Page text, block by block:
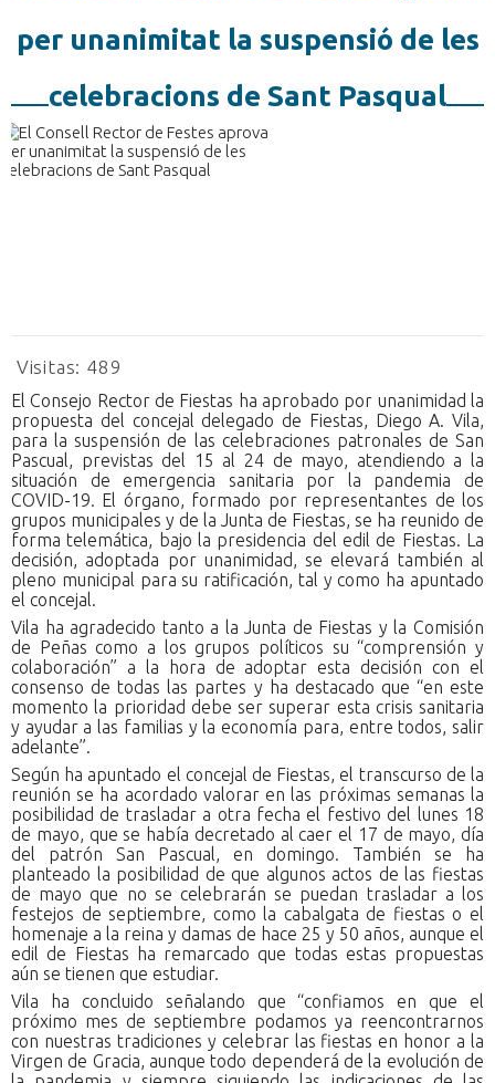
per unanimitat la suspensió de les
celebracions de Sant Pasqual
Visitas: 489
El Consejo Rector de Fiestas ha aprobado por unanimidad la
propuesta del concejal delegado de Fiestas, Diego A. Vila,
para la suspensión de las celebraciones patronales de San
Pascual, previstas del 15 al 24 de mayo, atendiendo a la
situación de emergencia sanitaria por la pandemia de
COVID-19. El órgano, formado por representantes de los
grupos municipales y de la Junta de Fiestas, se ha reunido de
forma telemática, bajo la presidencia del edil de Fiestas. La
decisión, adoptada por unanimidad, se elevará también al
pleno municipal para su ratificación, tal y como ha apuntado
el concejal.
Vila ha agradecido tanto a la Junta de Fiestas y la Comisión
de Peñas como a los grupos políticos su “comprensión y
colaboración” a la hora de adoptar esta decisión con el
consenso de todas las partes y ha destacado que “en este
momento la prioridad debe ser superar esta crisis sanitaria
y ayudar a las familias y la economía para, entre todos, salir
adelante”.
Según ha apuntado el concejal de Fiestas, el transcurso de la
reunión se ha acordado valorar en las próximas semanas la
posibilidad de trasladar a otra fecha el festivo del lunes 18
de mayo, que se había decretado al caer el 17 de mayo, día
del patrón San Pascual, en domingo. También se ha
planteado la posibilidad de que algunos actos de las fiestas
de mayo que no se celebrarán se puedan trasladar a los
festejos de septiembre, como la cabalgata de fiestas o el
homenaje a la reina y damas de hace 25 y 50 años, aunque el
edil de Fiestas ha remarcado que todas estas propuestas
aún se tienen que estudiar.
Vila ha concluido señalando que “confiamos en que el
próximo mes de septiembre podamos ya reencontrarnos
con nuestras tradiciones y celebrar las fiestas en honor a la
Virgen de Gracia, aunque todo dependerá de la evolución de